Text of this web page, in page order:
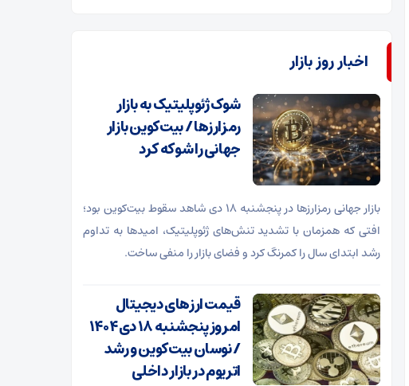
اخبار روز بازار
شوک ژئوپلیتیک به بازار
رمزارزها / بیت‌کوین بازار
جهانی را شوکه کرد
بازار جهانی رمزارزها در پنجشنبه ۱۸ دی شاهد سقوط بیت‌کوین بود؛
افتی که همزمان با تشدید تنش‌های ژئوپلیتیک، امیدها به تداوم
رشد ابتدای سال را کمرنگ کرد و فضای بازار را منفی ساخت.
قیمت ارز‌های دیجیتال
امروز پنجشنبه ۱۸ دی ۱۴۰۴
/ نوسان بیت‌کوین و رشد
اتریوم در بازار داخلی